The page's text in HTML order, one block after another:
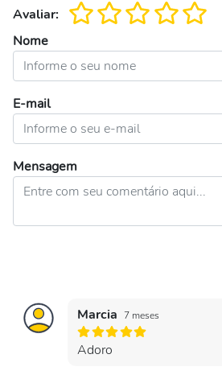
Avaliar:
Nome
E-mail
Mensagem
Marcia 7 meses
Adoro